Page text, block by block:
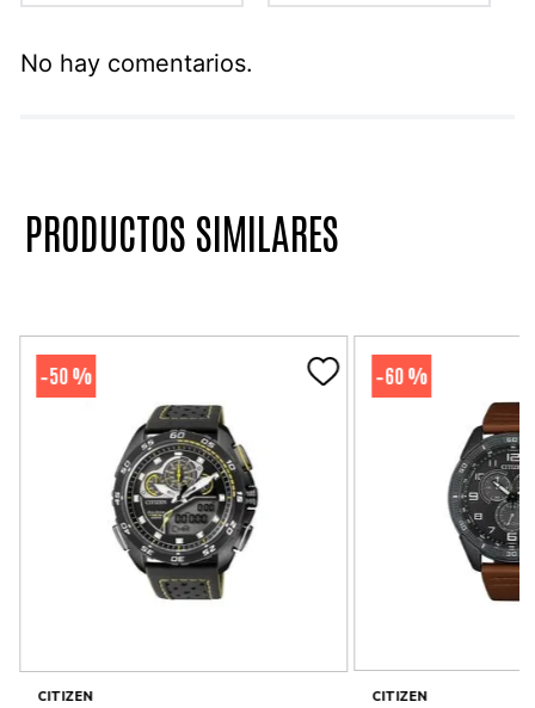
No hay comentarios.
PRODUCTOS SIMILARES
-50 %
CITIZEN
-60 %
CITIZEN